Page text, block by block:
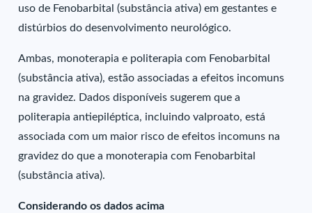
uso de Fenobarbital (substância ativa) em gestantes e
distúrbios do desenvolvimento neurológico.
Ambas, monoterapia e politerapia com Fenobarbital
(substância ativa), estão associadas a efeitos incomuns
na gravidez. Dados disponíveis sugerem que a
politerapia antiepiléptica, incluindo valproato, está
associada com um maior risco de efeitos incomuns na
gravidez do que a monoterapia com Fenobarbital
(substância ativa).
Considerando os dados acima